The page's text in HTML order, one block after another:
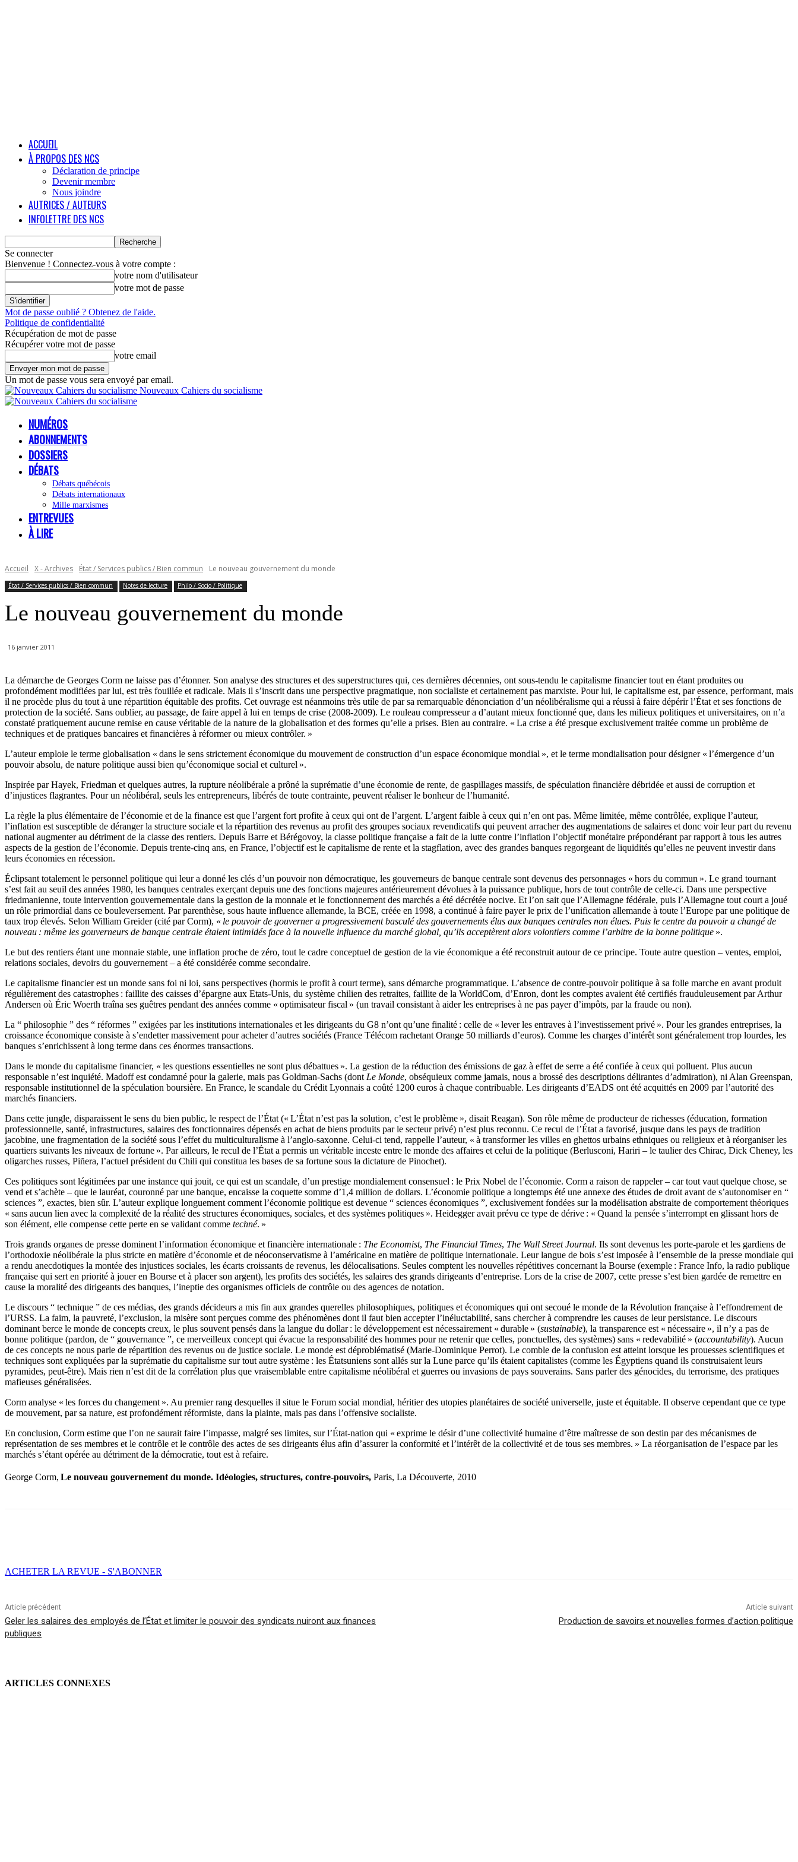
ACCUEIL
À PROPOS DES NCS
Déclaration de principe
Devenir membre
Nous joindre
AUTRICES / AUTEURS
INFOLETTRE DES NCS
Se connecter
Bienvenue ! Connectez-vous à votre compte :
votre nom d'utilisateur
votre mot de passe
Mot de passe oublié ? Obtenez de l'aide.
Politique de confidentialité
Récupération de mot de passe
Récupérer votre mot de passe
votre email
Un mot de passe vous sera envoyé par email.
Nouveaux Cahiers du socialisme
NUMÉROS
ABONNEMENTS
DOSSIERS
DÉBATS
Débats québécois
Débats internationaux
Mille marxismes
ENTREVUES
À LIRE
Accueil X - Archives État / Services publics / Bien commun Le nouveau gouvernement du monde
État / Services publics / Bien commun Notes de lecture Philo / Socio / Politique
Le nouveau gouvernement du monde
16 janvier 2011
La démarche de Georges Corm ne laisse pas d’étonner. Son analyse des structures et des superstructures qui, ces dernières décennies, ont sous-tendu le capitalisme financier tout en étant produites ou
profondément modifiées par lui, est très fouillée et radicale. Mais il s’inscrit dans une perspective pragmatique, non socialiste et certainement pas marxiste. Pour lui, le capitalisme est, par essence, performant, mais
il ne procède plus du tout à une répartition équitable des profits. Cet ouvrage est néanmoins très utile de par sa remarquable dénonciation d’un néolibéralisme qui a réussi à faire dépérir l’État et ses fonctions de
protection de la société. Sans oublier, au passage, de faire appel à lui en temps de crise (2008-2009). Le rouleau compresseur a d’autant mieux fonctionné que, dans les milieux politiques et universitaires, on n’a
constaté pratiquement aucune remise en cause véritable de la nature de la globalisation et des formes qu’elle a prises. Bien au contraire. « La crise a été presque exclusivement traitée comme un problème de
techniques et de pratiques bancaires et financières à réformer ou mieux contrôler. »
L’auteur emploie le terme globalisation « dans le sens strictement économique du mouvement de construction d’un espace économique mondial », et le terme mondialisation pour désigner « l’émergence d’un
pouvoir absolu, de nature politique aussi bien qu’économique social et culturel ».
Inspirée par Hayek, Friedman et quelques autres, la rupture néolibérale a prôné la suprématie d’une économie de rente, de gaspillages massifs, de spéculation financière débridée et aussi de corruption et
d’injustices flagrantes. Pour un néolibéral, seuls les entrepreneurs, libérés de toute contrainte, peuvent réaliser le bonheur de l’humanité.
La règle la plus élémentaire de l’économie et de la finance est que l’argent fort profite à ceux qui ont de l’argent. L’argent faible à ceux qui n’en ont pas. Même limitée, même contrôlée, explique l’auteur,
l’inflation est susceptible de déranger la structure sociale et la répartition des revenus au profit des groupes sociaux revendicatifs qui peuvent arracher des augmentations de salaires et donc voir leur part du revenu
national augmenter au détriment de la classe des rentiers. Depuis Barre et Bérégovoy, la classe politique française a fait de la lutte contre l’inflation l’objectif monétaire prépondérant par rapport à tous les autres
aspects de la gestion de l’économie. Depuis trente-cinq ans, en France, l’objectif est le capitalisme de rente et la stagflation, avec des grandes banques regorgeant de liquidités qu’elles ne peuvent investir dans
leurs économies en récession.
Éclipsant totalement le personnel politique qui leur a donné les clés d’un pouvoir non démocratique, les gouverneurs de banque centrale sont devenus des personnages « hors du commun ». Le grand tournant
s’est fait au seuil des années 1980, les banques centrales exerçant depuis une des fonctions majeures antérieurement dévolues à la puissance publique, hors de tout contrôle de celle-ci. Dans une perspective
friedmanienne, toute intervention gouvernementale dans la gestion de la monnaie et le fonctionnement des marchés a été décrétée nocive. Et l’on sait que l’Allemagne fédérale, puis l’Allemagne tout court a joué
un rôle primordial dans ce bouleversement. Par parenthèse, sous haute influence allemande, la BCE, créée en 1998, a continué à faire payer le prix de l’unification allemande à toute l’Europe par une politique de
taux trop élevés. Selon William Greider (cité par Corm), « le pouvoir de gouverner a progressivement basculé des gouvernements élus aux banques centrales non élues. Puis le centre du pouvoir a changé de
nouveau : même les gouverneurs de banque centrale étaient intimidés face à la nouvelle influence du marché global, qu’ils acceptèrent alors volontiers comme l’arbitre de la bonne politique ».
Le but des rentiers étant une monnaie stable, une inflation proche de zéro, tout le cadre conceptuel de gestion de la vie économique a été reconstruit autour de ce principe. Toute autre question – ventes, emploi,
relations sociales, devoirs du gouvernement – a été considérée comme secondaire.
Le capitalisme financier est un monde sans foi ni loi, sans perspectives (hormis le profit à court terme), sans démarche programmatique. L’absence de contre-pouvoir politique à sa folle marche en avant produit
régulièrement des catastrophes : faillite des caisses d’épargne aux Etats-Unis, du système chilien des retraites, faillite de la WorldCom, d’Enron, dont les comptes avaient été certifiés frauduleusement par Arthur
Andersen où Éric Woerth traîna ses guêtres pendant des années comme « optimisateur fiscal » (un travail consistant à aider les entreprises à ne pas payer d’impôts, par la fraude ou non).
La “ philosophie ” des “ réformes ” exigées par les institutions internationales et les dirigeants du G8 n’ont qu’une finalité : celle de « lever les entraves à l’investissement privé ». Pour les grandes entreprises, la
croissance économique consiste à s’endetter massivement pour acheter d’autres sociétés (France Télécom rachetant Orange 50 milliards d’euros). Comme les charges d’intérêt sont généralement trop lourdes, les
banques s’enrichissent à long terme dans ces énormes transactions.
Dans le monde du capitalisme financier, « les questions essentielles ne sont plus débattues ». La gestion de la réduction des émissions de gaz à effet de serre a été confiée à ceux qui polluent. Plus aucun
responsable n’est inquiété. Madoff est condamné pour la galerie, mais pas Goldman-Sachs (dont Le Monde, obséquieux comme jamais, nous a brossé des descriptions délirantes d’admiration), ni Alan Greenspan,
responsable institutionnel de la spéculation boursière. En France, le scandale du Crédit Lyonnais a coûté 1200 euros à chaque contribuable. Les dirigeants d’EADS ont été acquittés en 2009 par l’autorité des
marchés financiers.
Dans cette jungle, disparaissent le sens du bien public, le respect de l’État (« L’État n’est pas la solution, c’est le problème », disait Reagan). Son rôle même de producteur de richesses (éducation, formation
professionnelle, santé, infrastructures, salaires des fonctionnaires dépensés en achat de biens produits par le secteur privé) n’est plus reconnu. Ce recul de l’État a favorisé, jusque dans les pays de tradition
jacobine, une fragmentation de la société sous l’effet du multiculturalisme à l’anglo-saxonne. Celui-ci tend, rappelle l’auteur, « à transformer les villes en ghettos urbains ethniques ou religieux et à réorganiser les
quartiers suivants les niveaux de fortune ». Par ailleurs, le recul de l’État a permis un véritable inceste entre le monde des affaires et celui de la politique (Berlusconi, Hariri – le taulier des Chirac, Dick Cheney, les
oligarches russes, Piñera, l’actuel président du Chili qui constitua les bases de sa fortune sous la dictature de Pinochet).
Ces politiques sont légitimées par une instance qui jouit, ce qui est un scandale, d’un prestige mondialement consensuel : le Prix Nobel de l’économie. Corm a raison de rappeler – car tout vaut quelque chose, se
vend et s’achète – que le lauréat, couronné par une banque, encaisse la coquette somme d’1,4 million de dollars. L’économie politique a longtemps été une annexe des études de droit avant de s’autonomiser en “
sciences ”, exactes, bien sûr. L’auteur explique longuement comment l’économie politique est devenue “ sciences économiques ”, exclusivement fondées sur la modélisation abstraite de comportement théoriques
« sans aucun lien avec la complexité de la réalité des structures économiques, sociales, et des systèmes politiques ». Heidegger avait prévu ce type de dérive : « Quand la pensée s’interrompt en glissant hors de
son élément, elle compense cette perte en se validant comme techné. »
Trois grands organes de presse dominent l’information économique et financière internationale : The Economist, The Financial Times, The Wall Street Journal. Ils sont devenus les porte-parole et les gardiens de
l’orthodoxie néolibérale la plus stricte en matière d’économie et de néoconservatisme à l’américaine en matière de politique internationale. Leur langue de bois s’est imposée à l’ensemble de la presse mondiale qui
a rendu anecdotiques la montée des injustices sociales, les écarts croissants de revenus, les délocalisations. Seules comptent les nouvelles répétitives concernant la Bourse (exemple : France Info, la radio publique
française qui sert en priorité à jouer en Bourse et à placer son argent), les profits des sociétés, les salaires des grands dirigeants d’entreprise. Lors de la crise de 2007, cette presse s’est bien gardée de remettre en
cause la moralité des dirigeants des banques, l’ineptie des organismes officiels de contrôle ou des agences de notation.
Le discours “ technique ” de ces médias, des grands décideurs a mis fin aux grandes querelles philosophiques, politiques et économiques qui ont secoué le monde de la Révolution française à l’effondrement de
l’URSS. La faim, la pauvreté, l’exclusion, la misère sont perçues comme des phénomènes dont il faut bien accepter l’inéluctabilité, sans chercher à comprendre les causes de leur persistance. Le discours
dominant berce le monde de concepts creux, le plus souvent pensés dans la langue du dollar : le développement est nécessairement « durable » (sustainable), la transparence est « nécessaire », il n’y a pas de
bonne politique (pardon, de “ gouvernance ”, ce merveilleux concept qui évacue la responsabilité des hommes pour ne retenir que celles, ponctuelles, des systèmes) sans « redevabilité » (accountability). Aucun
de ces concepts ne nous parle de répartition des revenus ou de justice sociale. Le monde est déproblématisé (Marie-Dominique Perrot). Le comble de la confusion est atteint lorsque les prouesses scientifiques et
techniques sont expliquées par la suprématie du capitalisme sur tout autre système : les Étatsuniens sont allés sur la Lune parce qu’ils étaient capitalistes (comme les Égyptiens quand ils construisaient leurs
pyramides, peut-être). Mais rien n’est dit de la corrélation plus que vraisemblable entre capitalisme néolibéral et guerres ou invasions de pays souverains. Sans parler des génocides, du terrorisme, des pratiques
mafieuses généralisées.
Corm analyse « les forces du changement ». Au premier rang desquelles il situe le Forum social mondial, héritier des utopies planétaires de société universelle, juste et équitable. Il observe cependant que ce type
de mouvement, par sa nature, est profondément réformiste, dans la plainte, mais pas dans l’offensive socialiste.
En conclusion, Corm estime que l’on ne saurait faire l’impasse, malgré ses limites, sur l’État-nation qui « exprime le désir d’une collectivité humaine d’être maîtresse de son destin par des mécanismes de
représentation de ses membres et le contrôle et le contrôle des actes de ses dirigeants élus afin d’assurer la conformité et l’intérêt de la collectivité et de tous ses membres. » La réorganisation de l’espace par les
marchés s’étant opérée au détriment de la démocratie, tout est à refaire.
George Corm, Le nouveau gouvernement du monde. Idéologies, structures, contre-pouvoirs, Paris, La Découverte, 2010
ACHETER LA REVUE - S'ABONNER
Article précédent
Geler les salaires des employés de l’État et limiter le pouvoir des syndicats nuiront aux finances
publiques
Article suivant
Production de savoirs et nouvelles formes d’action politique
ARTICLES CONNEXES